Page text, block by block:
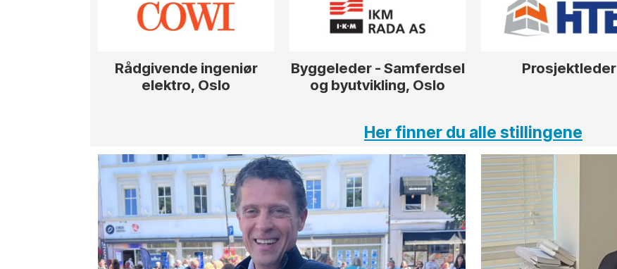
Rådgivende ingeniør
elektro, Oslo
Byggeleder - Samferdsel
og byutvikling, Oslo
Prosjektleder
Her finner du alle stillingene